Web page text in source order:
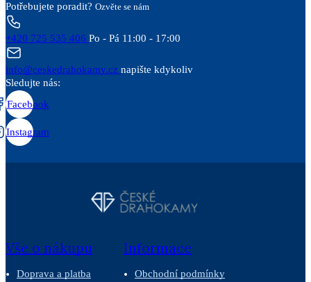
Potřebujete poradit? Ozvěte se nám
+420 725 535 406 Po - Pá 11:00 - 17:00
info@ceskedrahokamy.cz napište kdykoliv
Sledujte nás:
Facebook
Instagram
Vše o nákupu
Doprava a platba
Informace
Obchodní podmínky